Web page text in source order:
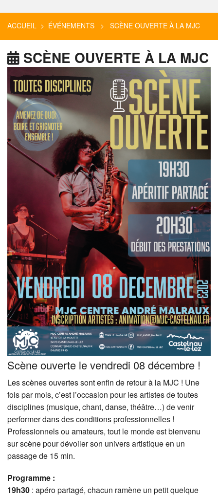
ACCUEIL > ÉVÉNEMENTS > SCÈNE OUVERTE À LA MJC
SCÈNE OUVERTE À LA MJC
Scène ouverte le vendredi 08 décembre !
Les scènes ouvertes sont enfin de retour à la MJC ! Une
fois par mois, c’est l’occasion pour les artistes de toutes
disciplines (musique, chant, danse, théâtre…) de venir
performer dans des conditions professionnelles !
Professionnels ou amateurs, tout le monde est bienvenu
sur scène pour dévoiler son univers artistique en un
passage de 15 min.
Programme :
19h30 : apéro partagé, chacun ramène un petit quelque